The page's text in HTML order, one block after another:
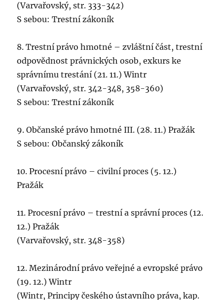
(Varvařovský, str. 333-342)
S sebou: Trestní zákoník
8. Trestní právo hmotné – zvláštní část, trestní
odpovědnost právnických osob, exkurs ke
správnímu trestání (21. 11.) Wintr
(Varvařovský, str. 342-348, 358-360)
S sebou: Trestní zákoník
9. Občanské právo hmotné III. (28. 11.) Pražák
S sebou: Občanský zákoník
10. Procesní právo – civilní proces (5. 12.)
Pražák
11. Procesní právo – trestní a správní proces (12.
12.) Pražák
(Varvařovský, str. 348-358)
12. Mezinárodní právo veřejné a evropské právo
(19. 12.) Wintr
(Wintr, Principy českého ústavního práva, kap.